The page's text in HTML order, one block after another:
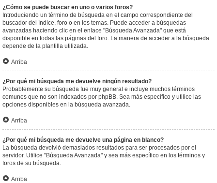
¿Cómo se puede buscar en uno o varios foros?
Introduciendo un término de búsqueda en el campo correspondiente del
buscador del índice, foro o en los temas. Puede acceder a búsquedas
avanzadas haciendo clic en el enlace "Búsqueda Avanzada" que está
disponible en todas las páginas del foro. La manera de acceder a la búsqueda
depende de la plantilla utilizada.
Arriba
¿Por qué mi búsqueda me devuelve ningún resultado?
Probablemente su búsqueda fue muy general e incluye muchos términos
comunes que no son indexados por phpBB. Sea más específico y utilice las
opciones disponibles en la búsqueda avanzada.
Arriba
¿Por qué mi búsqueda me devuelve una página en blanco?
La búsqueda devolvió demasiados resultados para ser procesados por el
servidor. Utilice "Búsqueda Avanzada" y sea más específico en los términos y
foros de su búsqueda.
Arriba